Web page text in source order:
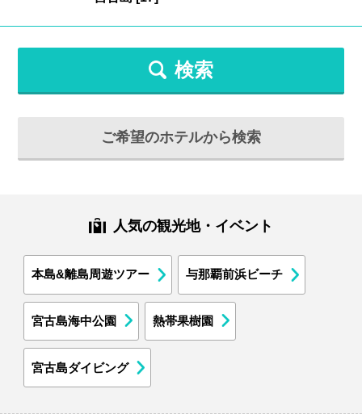
検索
ご希望のホテルから検索
人気の観光地・イベント
本島&離島周遊ツアー 与那覇前浜ビーチ
宮古島海中公園 熱帯果樹園
宮古島ダイビング